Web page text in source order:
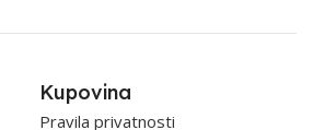
Kupovina
Pravila privatnosti